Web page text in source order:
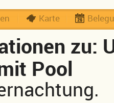
Karte
zu:
Pool